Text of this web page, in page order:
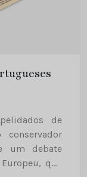
de
um debate
que